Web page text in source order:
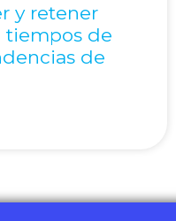
y retener
tiempos de
de